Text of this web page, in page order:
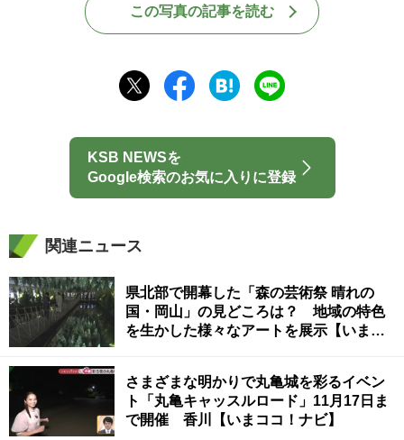
この写真の記事を読む
KSB NEWSを
Google検索のお気に入りに登録
関連ニュース
県北部で開幕した「森の芸術祭 晴れの
国・岡山」の見どころは？ 地域の特色
を生かした様々なアートを展示【いまコ
さまざまな明かりで丸亀城を彩るイベン
ト「丸亀キャッスルロード」11月17日ま
で開催 香川【いまココ！ナビ】